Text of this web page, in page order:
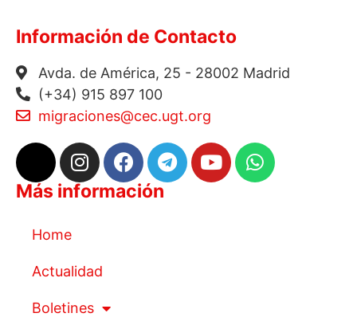
Información de Contacto
Avda. de América, 25 - 28002 Madrid
(+34) 915 897 100
migraciones@cec.ugt.org
Más información
Home
Actualidad
Boletines